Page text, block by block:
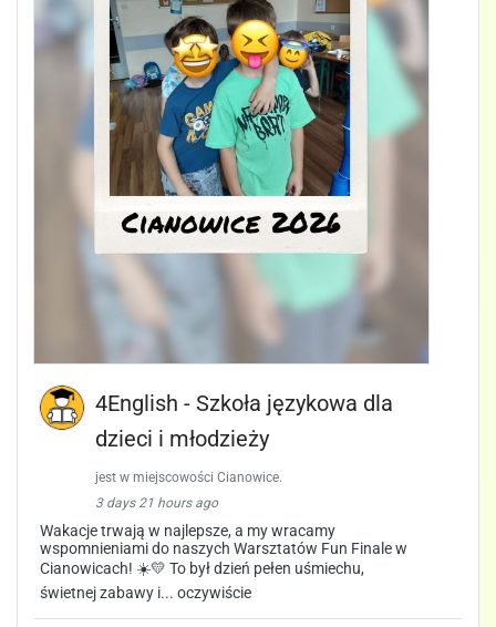
4English - Szkoła językowa dla
dzieci i młodzieży
jest w miejscowości Cianowice.
3 days 21 hours ago
Wakacje trwają w najlepsze, a my wracamy
wspomnieniami do naszych Warsztatów Fun Finale w
Cianowicach! ☀️💛 To był dzień pełen uśmiechu,
świetnej zabawy i... oczywiście